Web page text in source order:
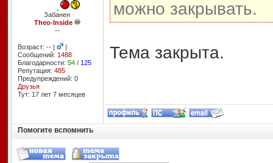
Забанен
Theo-Inside
--
Возраст: -- |
|
Сообщений: 1488
Благодарности: 54/ 125
Репутация: 485
Предупреждений: 0
Друзья
Тут: 17 лет 7 месяцев
можно закрывать.
Тема закрыта.
Помогите вспомнить